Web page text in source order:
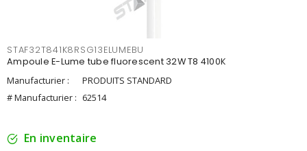
STAF32T841K8RSG13ELUMEBU
Ampoule E-Lume tube fluorescent 32W T8 4100K
Manufacturier :
PRODUITS STANDARD
# Manufacturier : 62514
En inventaire